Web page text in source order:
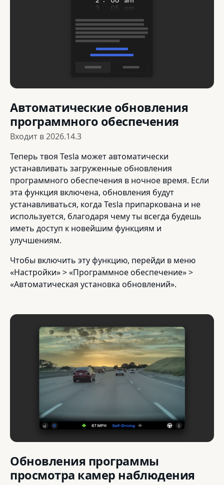
Автоматические обновления
программного обеспечения
Входит в2026.14.3
Теперь твоя Tesla может автоматически
устанавливать загруженные обновления
программного обеспечения в ночное время. Если
эта функция включена, обновления будут
устанавливаться, когда Tesla припаркована и не
используется, благодаря чему ты всегда будешь
иметь доступ к новейшим функциям и
улучшениям.
Чтобы включить эту функцию, перейди в меню
«Настройки» > «Программное обеспечение» >
«Автоматическая установка обновлений».
Обновления программы
просмотра камер наблюдения